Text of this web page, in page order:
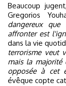
Beaucoup jugent, à l'instar de l’évêque d'Alep, en Syrie,
Gregorios
dangereux
affronter est
dans la vie
terrorisme veut
mais la majorité
opposée à cet
évêque copte